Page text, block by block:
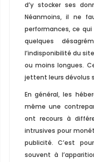
d’y stocker ses
Néanmoins, il ne
performances, ce
quelques
l’indisponibilité du
ou moins longues.
jettent leurs dévolus
En général, les
même une
ont recours à
intrusives pour
publicité. C’est
souvent à